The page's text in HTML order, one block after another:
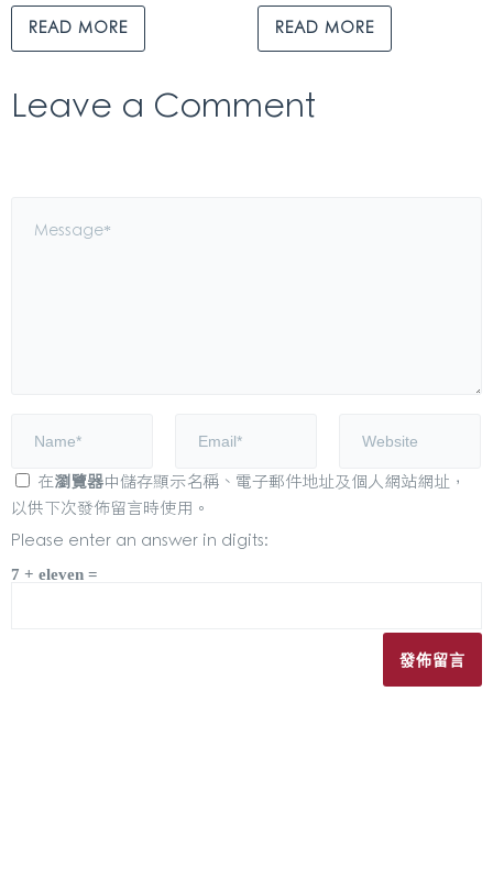
READ MORE READ MORE
Leave a Comment
在瀏覽器中儲存顯示名稱、電子郵件地址及個人網站網址，
以供下次發佈留言時使用。
Please enter an answer in digits:
7 + eleven =